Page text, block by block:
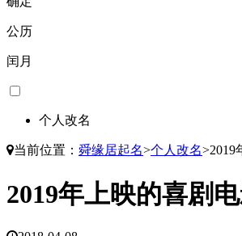
公历
闰月
个人改名
当前位置： 舜缘居起名>个人改名>2019
2019年上映的喜剧